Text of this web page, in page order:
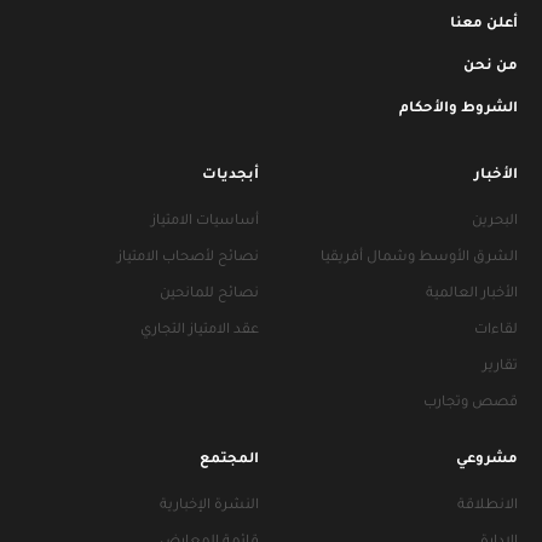
أعلن معنا
من نحن
الشروط والأحكام
الأخبار
البحرين
الشرق الأوسط وشمال أفريقيا
الأخبار العالمية
لقاءات
تقارير
قصص وتجارب
أبجديات
أساسيات الامتياز
نصائح لأصحاب الامتياز
نصائح للمانحين
عقد الامتياز التجاري
مشروعي
الانطلاقة
المجتمع
النشرة الإخبارية